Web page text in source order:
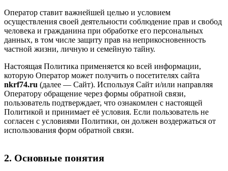
Оператор ставит важнейшей целью и условием
осуществления своей деятельности соблюдение прав и свобод
человека и гражданина при обработке его персональных
данных, в том числе защиту прав на неприкосновенность
частной жизни, личную и семейную тайну.
Настоящая Политика применяется ко всей информации,
которую Оператор может получить о посетителях сайта
nkrf74.ru (далее — Сайт). Используя Сайт и/или направляя
Оператору обращение через формы обратной связи,
пользователь подтверждает, что ознакомлен с настоящей
Политикой и принимает её условия. Если пользователь не
согласен с условиями Политики, он должен воздержаться от
использования форм обратной связи.
2. Основные понятия